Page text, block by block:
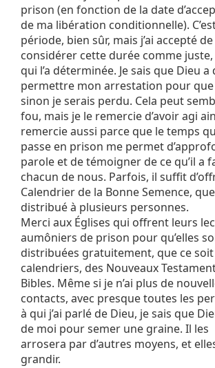
prison (en fonction de la date
de ma libération conditionnelle).
période, bien sûr, mais j’ai accepté de
considérer cette durée comme juste,
qui l’a déterminée. Je sais que Dieu a
permettre mon arrestation pour que
sinon je serais perdu. Cela peut
fou, mais je le remercie d’avoir agi
remercie aussi parce que le temps
passe en prison me permet
parole et de témoigner de ce qu’il a
chacun de nous. Parfois, il suffit
Calendrier de la Bonne Semence, que
distribué à plusieurs personnes.
Merci aux Églises qui offrent leurs
aumôniers de prison pour qu’elles
distribuées gratuitement, que ce soit
calendriers, des Nouveaux
Bibles. Même si je n’ai plus de
contacts, avec presque toutes les
à qui j’ai parlé de Dieu, je sais que
de moi pour semer une graine. Il les
arrosera par d’autres moyens, et
grandir.